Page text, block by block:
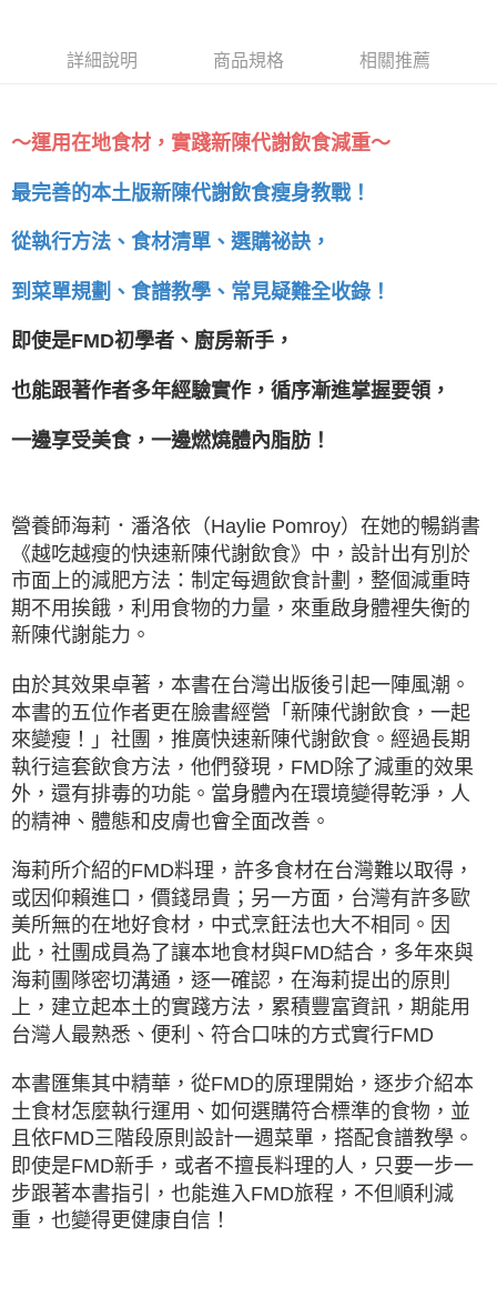
詳細說明 商品規格 相關推薦
～運用在地食材，實踐新陳代謝飲食減重～
最完善的本土版新陳代謝飲食瘦身教戰！
從執行方法、食材清單、選購祕訣，
到菜單規劃、食譜教學、常見疑難全收錄！
即使是FMD初學者、廚房新手，
也能跟著作者多年經驗實作，循序漸進掌握要領，
一邊享受美食，一邊燃燒體內脂肪！
營養師海莉．潘洛依（Haylie Pomroy）在她的暢銷書
《越吃越瘦的快速新陳代謝飲食》中，設計出有別於
市面上的減肥方法：制定每週飲食計劃，整個減重時
期不用挨餓，利用食物的力量，來重啟身體裡失衡的
新陳代謝能力。
由於其效果卓著，本書在台灣出版後引起一陣風潮。
本書的五位作者更在臉書經營「新陳代謝飲食，一起
來變瘦！」社團，推廣快速新陳代謝飲食。經過長期
執行這套飲食方法，他們發現，FMD除了減重的效果
外，還有排毒的功能。當身體內在環境變得乾淨，人
的精神、體態和皮膚也會全面改善。
海莉所介紹的FMD料理，許多食材在台灣難以取得，
或因仰賴進口，價錢昂貴；另一方面，台灣有許多歐
美所無的在地好食材，中式烹飪法也大不相同。因
此，社團成員為了讓本地食材與FMD結合，多年來與
海莉團隊密切溝通，逐一確認，在海莉提出的原則
上，建立起本土的實踐方法，累積豐富資訊，期能用
台灣人最熟悉、便利、符合口味的方式實行FMD
本書匯集其中精華，從FMD的原理開始，逐步介紹本
土食材怎麼執行運用、如何選購符合標準的食物，並
且依FMD三階段原則設計一週菜單，搭配食譜教學。
即使是FMD新手，或者不擅長料理的人，只要一步一
步跟著本書指引，也能進入FMD旅程，不但順利減
重，也變得更健康自信！